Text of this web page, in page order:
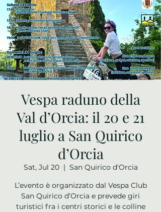
Vespa raduno della
Val d’Orcia: il 20 e 21
luglio a San Quirico
d’Orcia
Sat, Jul 20
  |
San Quirico d'Orcia
L’evento è organizzato dal Vespa Club
San Quirico d’Orcia e prevede giri
turistici fra i centri storici e le colline